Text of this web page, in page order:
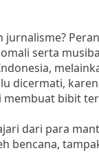
jurnalisme?
serta
dicermati,
membuat bibit
dari para
bencana,